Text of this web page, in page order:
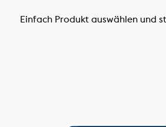
Einfach Produkt auswählen und